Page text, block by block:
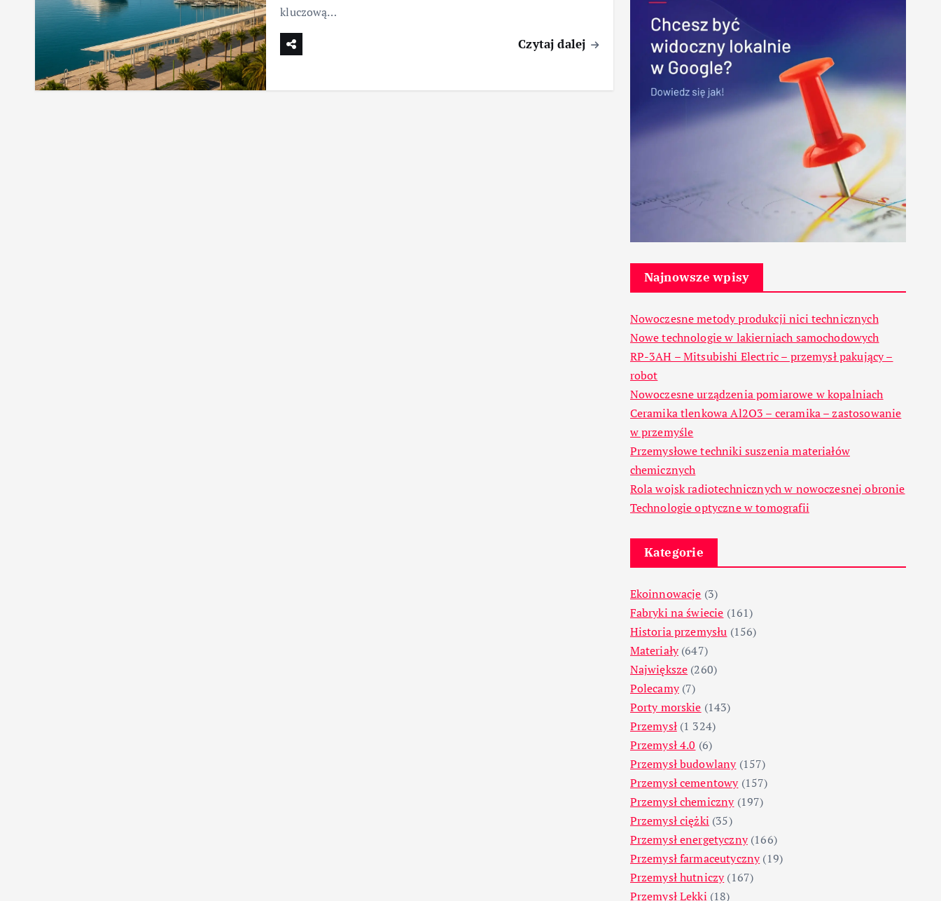
kluczową…
Czytaj dalej
Najnowsze wpisy
Nowoczesne metody produkcji nici technicznych
Nowe technologie w lakierniach samochodowych
RP-3AH – Mitsubishi Electric – przemysł pakujący –
robot
Nowoczesne urządzenia pomiarowe w kopalniach
Ceramika tlenkowa Al2O3 – ceramika – zastosowanie
w przemyśle
Przemysłowe techniki suszenia materiałów
chemicznych
Rola wojsk radiotechnicznych w nowoczesnej obronie
Technologie optyczne w tomografii
Kategorie
Ekoinnowacje (3)
Fabryki na świecie (161)
Historia przemysłu (156)
Materiały(647)
Największe (260)
Polecamy(7)
Porty morskie (143)
Przemysł(1 324)
Przemysł 4.0 (6)
Przemysł budowlany(157)
Przemysł cementowy(157)
Przemysł chemiczny(197)
Przemysł ciężki (35)
Przemysł energetyczny(166)
Przemysł farmaceutyczny(19)
Przemysł hutniczy(167)
Przemysł Lekki (18)